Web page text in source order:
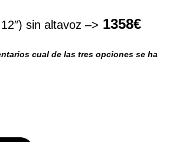
sin altavoz –> 1358€
cual de las tres opciones se ha